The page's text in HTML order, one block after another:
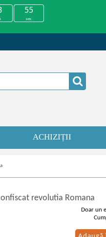
55
sec
ACHIZIȚII
revolutia Romana
Doar un